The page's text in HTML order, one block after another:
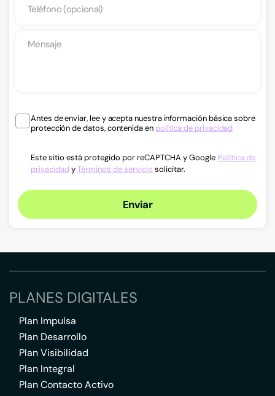
Antes de enviar, lee y acepta nuestra información básica sobre
protección de datos, contenida en política de privacidad
Este sitio está protegido por reCAPTCHA y Google Política de
privacidad yTérminos de servicio solicitar.
Enviar
PLANES DIGITALES
Plan Impulsa
Plan Desarrollo
Plan Visibilidad
Plan Integral
Plan Contacto Activo